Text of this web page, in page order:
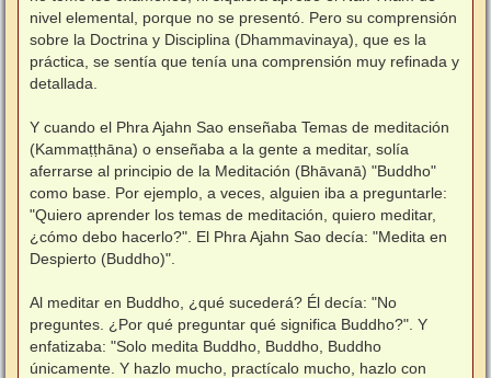
nivel elemental, porque no se presentó. Pero su comprensión
sobre la Doctrina y Disciplina (Dhammavinaya), que es la
práctica, se sentía que tenía una comprensión muy refinada y
detallada.
Y cuando el Phra Ajahn Sao enseñaba Temas de meditación
(Kammaṭṭhāna) o enseñaba a la gente a meditar, solía
aferrarse al principio de la Meditación (Bhāvanā) "Buddho"
como base. Por ejemplo, a veces, alguien iba a preguntarle:
"Quiero aprender los temas de meditación, quiero meditar,
¿cómo debo hacerlo?". El Phra Ajahn Sao decía: "Medita en
Despierto (Buddho)".
Al meditar en Buddho, ¿qué sucederá? Él decía: "No
preguntes. ¿Por qué preguntar qué significa Buddho?". Y
enfatizaba: "Solo medita Buddho, Buddho, Buddho
únicamente. Y hazlo mucho, practícalo mucho, hazlo con